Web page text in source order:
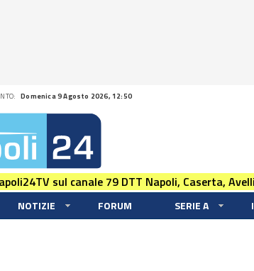
Domenica 9 Agosto 2026, 12:50
sul canale 79 DTT Napoli, Caserta,
NOTIZIE FORUM SERIE A